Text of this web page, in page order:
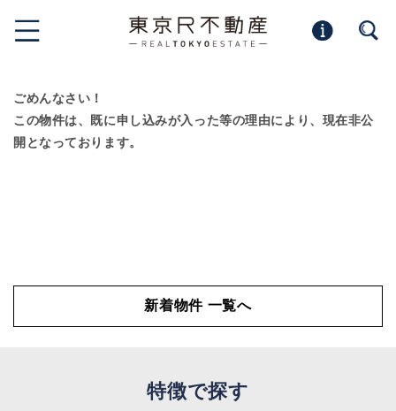
ごめんなさい！
この物件は、既に申し込みが入った等の理由により、現在非公
開となっております。
新着物件 一覧へ
特徴で探す